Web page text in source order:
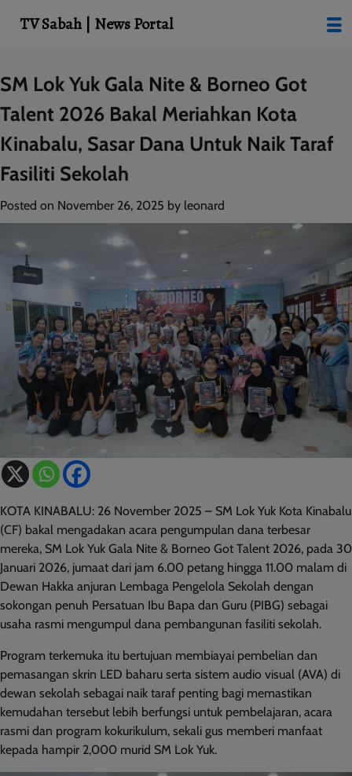
Skip
to
content
SM Lok Yuk Gala Nite & Borneo Got
Talent 2026 Bakal Meriahkan Kota
Kinabalu, Sasar Dana Untuk Naik Taraf
Fasiliti Sekolah
Posted on November 26, 2025 by leonard
KOTA KINABALU: 26 November 2025 – SM Lok Yuk Kota Kinabalu
(CF) bakal mengadakan acara pengumpulan dana terbesar
mereka, SM Lok Yuk Gala Nite & Borneo Got Talent 2026, pada 30
Januari 2026, jumaat dari jam 6.00 petang hingga 11.00 malam di
Dewan Hakka anjuran Lembaga Pengelola Sekolah dengan
sokongan penuh Persatuan Ibu Bapa dan Guru (PIBG) sebagai
usaha rasmi mengumpul dana pembangunan fasiliti sekolah.
Program terkemuka itu bertujuan membiayai pembelian dan
pemasangan skrin LED baharu serta sistem audio visual (AVA) di
dewan sekolah sebagai naik taraf penting bagi memastikan
kemudahan tersebut lebih berfungsi untuk pembelajaran, acara
rasmi dan program kokurikulum, sekali gus memberi manfaat
kepada hampir 2,000 murid SM Lok Yuk.
TV Sabah | News Portal